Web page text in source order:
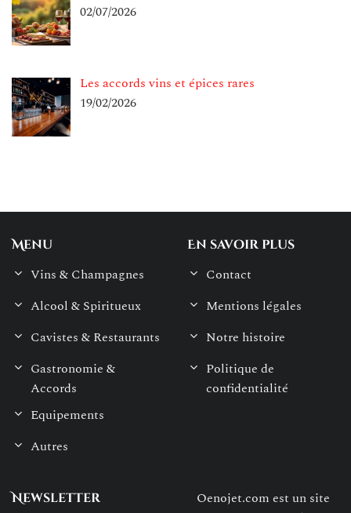
02/07/2026
Les accords vins et épices rares
19/02/2026
Menu
Vins & Champagnes
Alcool & Spiritueux
Cavistes & Restaurants
Gastronomie &
Accords
Equipements
Autres
En savoir plus
Contact
Mentions légales
Notre histoire
Politique de
confidentialité
Newsletter
Oenojet.com est un site